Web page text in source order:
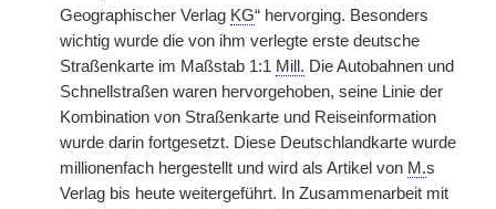
Geographischer Verlag KG“ hervorging. Besonders
wichtig wurde die von ihm verlegte erste deutsche
Straßenkarte im Maßstab 1:1 Mill. Die Autobahnen und
Schnellstraßen waren hervorgehoben, seine Linie der
Kombination von Straßenkarte und Reiseinformation
wurde darin fortgesetzt. Diese Deutschlandkarte wurde
millionenfach hergestellt und wird als Artikel von M.s
Verlag bis heute weitergeführt. In Zusammenarbeit mit